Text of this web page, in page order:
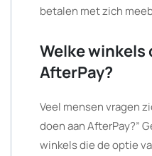
betalen met zich
Welke winkels
AfterPay?
Veel mensen vragen
doen aan AfterPay?”
winkels die de optie